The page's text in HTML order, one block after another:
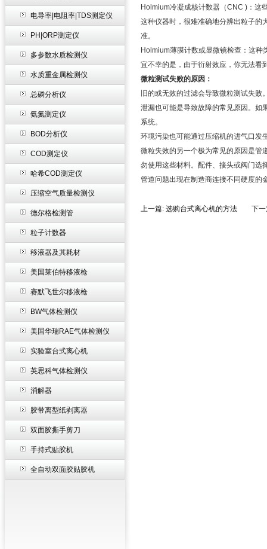
电导率|电阻率|TDS测定仪
PH|ORP测定仪
多参数水质检测仪
水质重金属检测仪
总磷分析仪
氨氮测定仪
BOD分析仪
COD测定仪
哈希COD测定仪
压缩空气质量检测仪
德尔格检测管
粒子计数器
移液器及其耗材
美国莱伯特移液枪
赛默飞世尔移液枪
BW气体检测仪
美国华瑞RAE气体检测仪
实验室台式离心机
英思科气体检测仪
消解器
胶带离型纸剥离器
双面胶撕手剪刀
手持式贴胶机
全自动双面胶贴胶机
Holmium冷凝成核计数器（CNC ) ：这
这种仪器时，很难准确地分辨出粒子的
准。
Holmium薄膜计数或显微镜检查：这种
宜不幸的是，由于衍射效应，你无法看
微粒测试失败的原因：
旧的或无效的过滤会导致微粒测试失
泄漏也可能是导致故障的常见原因。如
系统。
环境污染也可能通过压缩机的进气口发
微粒失效的另一个极为常见的原因是管
勿使用这些材料。配件、接头或阀门选
管道问题出现在制造商连接不同硬度的
上一篇: 选购台式离心机的方法 下一